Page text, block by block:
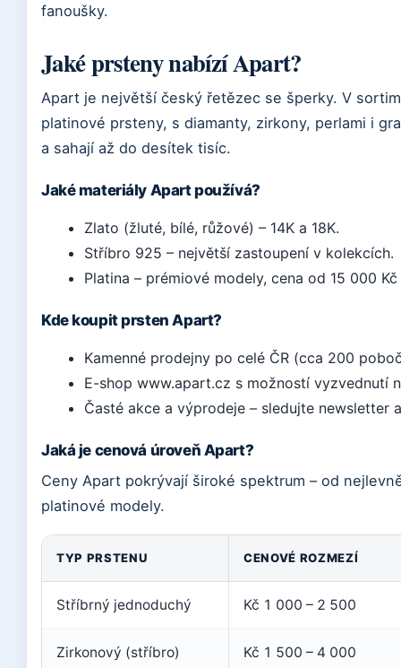
fanoušky.
Jaké prsteny nabízí Apart?
Apart je největší český řetězec se šperky. V
platinové prsteny, s diamanty, zirkony, perlami i
a sahají až do desítek tisíc.
Jaké materiály Apart používá?
Zlato (žluté, bílé, růžové) – 14K a 18K.
Stříbro 925 – největší zastoupení v kolekcích.
Platina – prémiové modely, cena od 15 000 Kč
Kde koupit prsten Apart?
Kamenné prodejny po celé ČR (cca 200
E-shop www.apart.cz s možností vyzvednutí
Časté akce a výprodeje – sledujte newsletter
Jaká je cenová úroveň Apart?
Ceny Apart pokrývají široké spektrum – od
platinové modely.
TYP PRSTENU CENOVÉ ROZMEZÍ
Stříbrný jednoduchý Kč 1 000 – 2 500
Zirkonový (stříbro) Kč 1 500 – 4 000